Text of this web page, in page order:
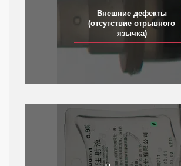
Внешние дефекты
(отсутствие отрывного
язычка)